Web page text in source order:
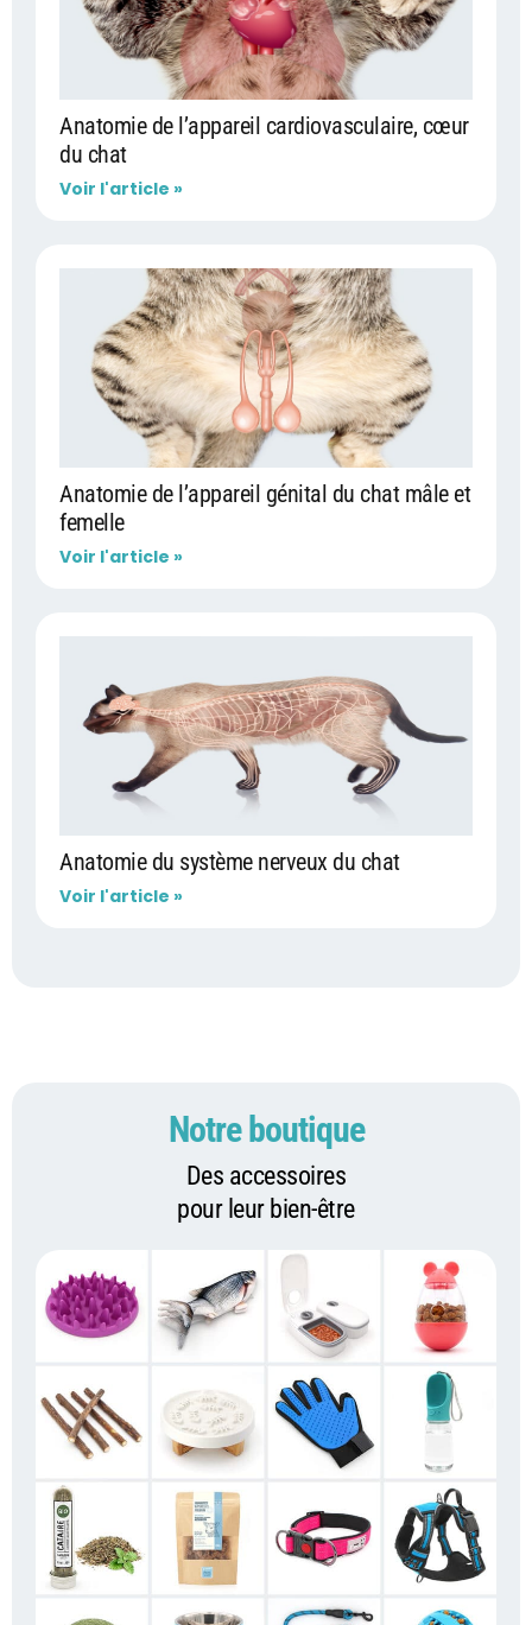
Anatomie de l’appareil cardiovasculaire, cœur
du chat
Voir l'article »
Anatomie de l’appareil génital du chat mâle et
femelle
Voir l'article »
Anatomie du système nerveux du chat
Voir l'article »
Notre boutique
Des accessoires
pour leur bien-être